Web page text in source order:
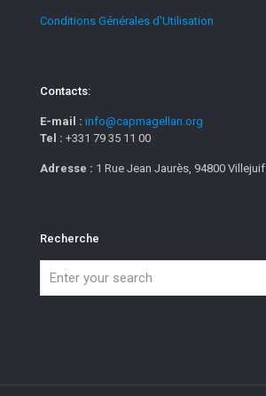
Conditions Générales d'Utilisation
Contacts:
E-mail : info@capmagellan.org
Tel : +331 79 35 11 00
Adresse : 1 Rue Jean Jaurès, 94800 Villejuif
Recherche